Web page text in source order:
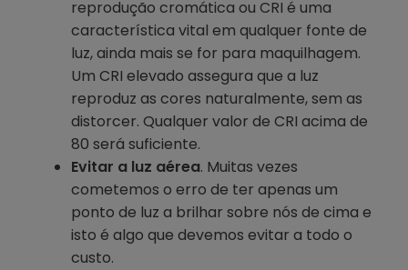
reprodução cromática ou CRI é uma
característica vital em qualquer fonte de
luz, ainda mais se for para maquilhagem.
Um CRI elevado assegura que a luz
reproduz as cores naturalmente, sem as
distorcer. Qualquer valor de CRI acima de
80 será suficiente.
Evitar a luz aérea. Muitas vezes
cometemos o erro de ter apenas um
ponto de luz a brilhar sobre nós de cima e
isto é algo que devemos evitar a todo o
custo.